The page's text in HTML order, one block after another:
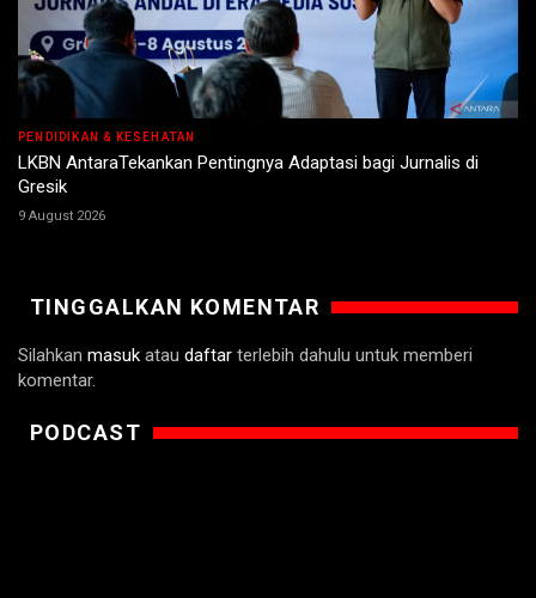
PENDIDIKAN & KESEHATAN
LKBN AntaraTekankan Pentingnya Adaptasi bagi Jurnalis di
Gresik
9 August 2026
TINGGALKAN KOMENTAR
Silahkan masuk atau daftar terlebih dahulu untuk memberi
komentar.
PODCAST